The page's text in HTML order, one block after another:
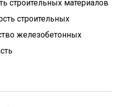
строительных материалов
строительных
железобетонных